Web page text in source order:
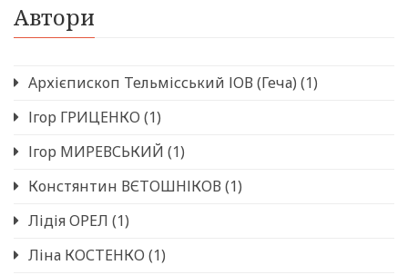
Автори
Архієпископ Тельмісський ІОВ (Геча) (1)
Ігор ГРИЦЕНКО (1)
Ігор МИРЕВСЬКИЙ (1)
Констянтин ВЄТОШНІКОВ (1)
Лідія ОРЕЛ (1)
Ліна КОСТЕНКО (1)